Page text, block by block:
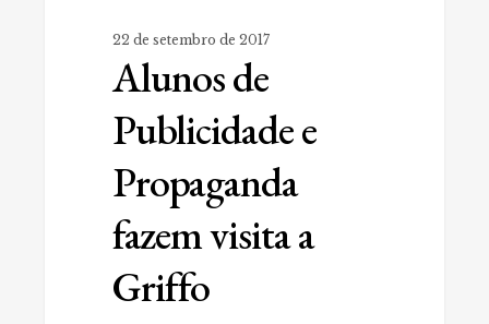
22 de setembro de 2017
Alunos de
Publicidade e
Propaganda
fazem visita a
Griffo